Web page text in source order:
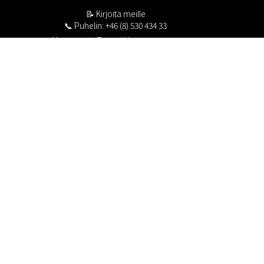
📝 Kirjoita meille
📞 Puhelin: +46 (8) 530 434 33
Maanantai - Torstai klo 10.00 - 17.00